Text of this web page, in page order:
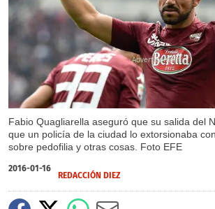
Fabio Quagliarella aseguró que su salida del
que un policía de la ciudad lo extorsionaba
sobre pedofilia y otras cosas. Foto EFE
2016-01-16
REDACCIÓN DIEZ